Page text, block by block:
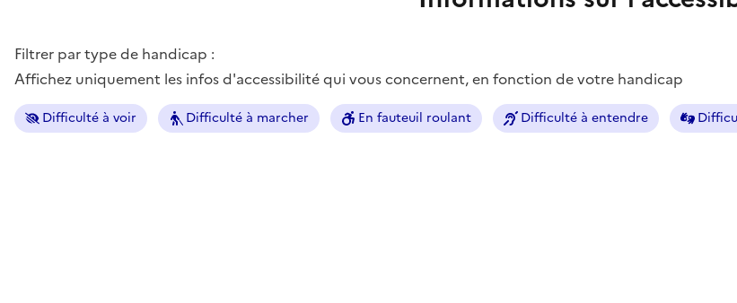
Filtrer par type de handicap :
Affichez uniquement les infos d'accessibilité qui vous concernent, en fonction de votre handicap
Difficulté à voir Difficulté à marcher En fauteuil roulant Difficulté à entendre